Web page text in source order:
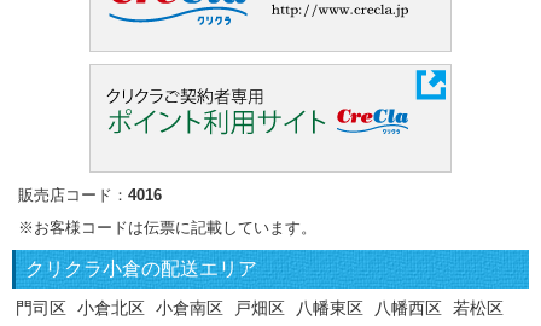
販売店コード： 4016
※お客様コードは伝票に記載しています。
クリクラ小倉の配送エリア
門司区 小倉北区 小倉南区 戸畑区 八幡東区 八幡西区 若松区